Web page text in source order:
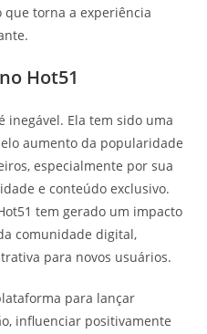
que torna a experiência
Hot51
inegável. Ela tem sido uma
aumento da popularidade
especialmente por sua
e conteúdo exclusivo.
tem gerado um impacto
comunidade digital,
para novos usuários.
para lançar
influenciar positivamente